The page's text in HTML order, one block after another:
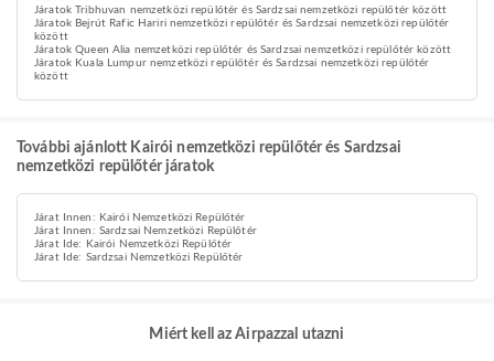
Járatok Tribhuvan nemzetközi repülőtér és Sardzsai nemzetközi repülőtér között
Járatok Bejrút Rafic Hariri nemzetközi repülőtér és Sardzsai nemzetközi repülőtér
között
Járatok Queen Alia nemzetközi repülőtér és Sardzsai nemzetközi repülőtér között
Járatok Kuala Lumpur nemzetközi repülőtér és Sardzsai nemzetközi repülőtér
között
További ajánlott Kairói nemzetközi repülőtér és Sardzsai
nemzetközi repülőtér járatok
Járat Innen: Kairói Nemzetközi Repülőtér
Járat Innen: Sardzsai Nemzetközi Repülőtér
Járat Ide: Kairói Nemzetközi Repülőtér
Járat Ide: Sardzsai Nemzetközi Repülőtér
Miért kell az Airpazzal utazni